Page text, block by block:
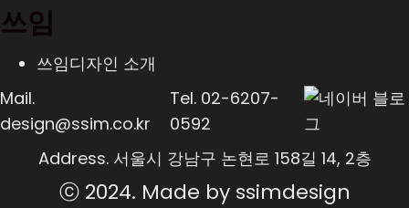
쓰임
쓰임디자인 소개
Mail.
design@ssim.co.kr
Tel.02-6207-
0592
Address.서울시 강남구 논현로 158길 14, 2층
ⓒ 2024. Made by ssimdesign